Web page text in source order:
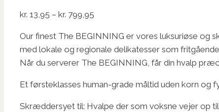
kr. 13,95 – kr. 799,95
til
kr. 799,95
Our finest The BEGINNING er vores luksuriøse
med lokale og regionale delikatesser som
Når du serverer The BEGINNING, får din hvalp
Et førsteklasses human-grade måltid uden korn og
Skræddersyet til: Hvalpe der som voksne vejer op